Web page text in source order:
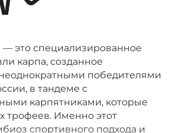
— это специализированное
карпа, созданное
победителями
в тандеме с
карпятниками, которые
трофеев. Именно этот
спортивного подхода и